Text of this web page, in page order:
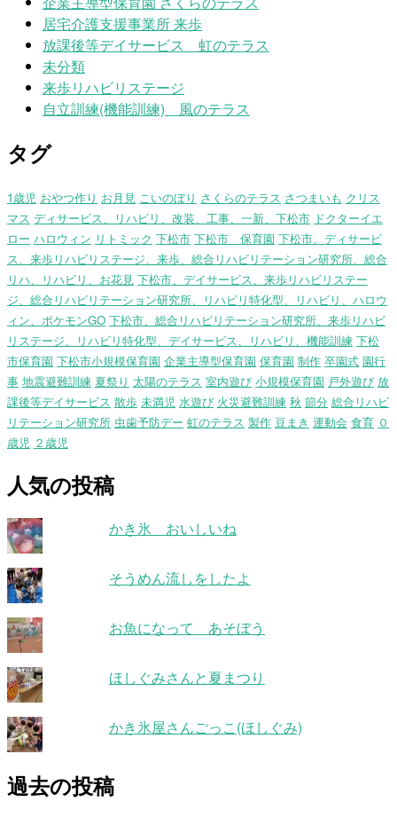
居宅介護支援事業所 来歩
放課後等デイサービス 虹のテラス
未分類
来歩リハビリステージ
自立訓練(機能訓練) 風のテラス
タグ
1歳児 おやつ作り お月見 こいのぼり さくらのテラス さつまいも クリス
マス ディサービス、リハビリ、改装、工事、一新、下松市 ドクターイエ
ロー ハロウィン リトミック 下松市 下松市 保育園 下松市、ディサービ
ス、来歩リハビリステージ、来歩、総合リハビリテーション研究所、総合
リハ、リハビリ、お花見 下松市、デイサービス、来歩リハビリステー
ジ、総合リハビリテーション研究所、リハビリ特化型、リハビリ、ハロウ
ィン、ポケモンGO 下松市、総合リハビリテーション研究所、来歩リハビ
リステージ、リハビリ特化型、デイサービス、リハビリ、機能訓練 下松
市保育園 下松市小規模保育園 企業主導型保育園 保育園 制作 卒園式 園行
事 地震避難訓練 夏祭り 太陽のテラス 室内遊び 小規模保育園 戸外遊び 放
課後等デイサービス 散歩 未満児 水遊び 火災避難訓練 秋 節分 総合リハビ
リテーション研究所 虫歯予防デー 虹のテラス 製作 豆まき 運動会 食育 ０
歳児 ２歳児
人気の投稿
かき氷 おいしいね
そうめん流しをしたよ
お魚になって あそぼう
ほしぐみさんと夏まつり
かき氷屋さんごっこ(ほしぐみ)
過去の投稿